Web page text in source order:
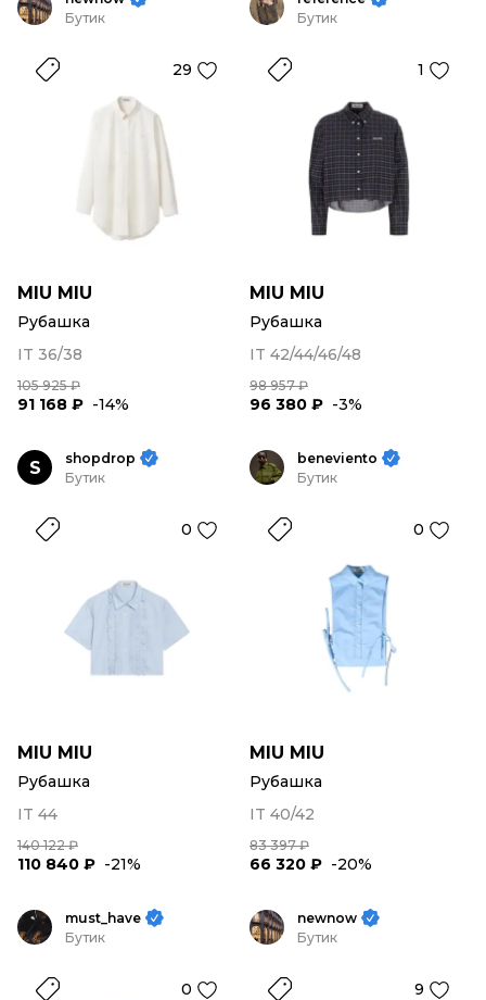
Бутик
29
MIU MIU
Рубашка
IT 36/38
105 925 ₽
91 168 ₽ -14%
Бутик
1
MIU MIU
Рубашка
IT 42/44/46/48
98 957 ₽
96 380 ₽ -3%
S
shopdrop
Бутик
0
MIU MIU
Рубашка
IT 44
140 122 ₽
110 840 ₽ -21%
beneviento
Бутик
0
MIU MIU
Рубашка
IT 40/42
83 397 ₽
66 320 ₽ -20%
must_have
Бутик
0
newnow
Бутик
9